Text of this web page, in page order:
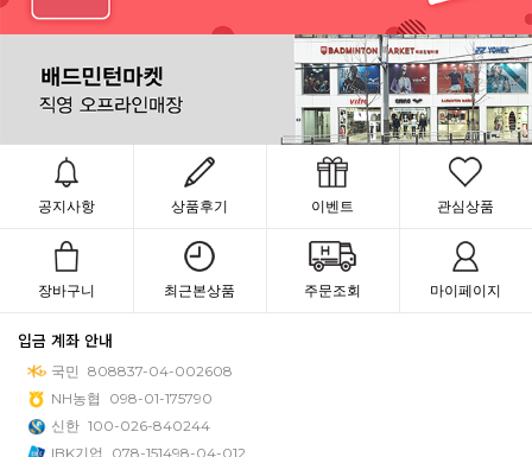
공지사항 상품후기 이벤트 관심상품
장바구니 최근본상품 주문조회 마이페이지
입금 계좌 안내
국민 808837-04-002608
NH농협
098-01-175790
신한 100-026-840244
IBK기업
078-151498-04-012